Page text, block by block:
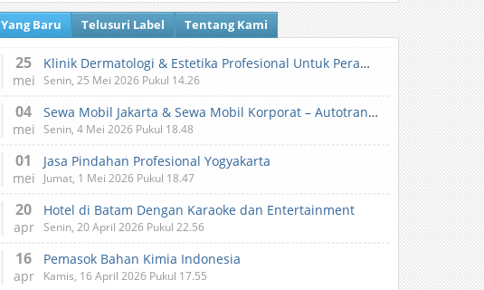
Yang Baru Telusuri Label Tentang Kami
25
mei
Klinik Dermatologi & Estetika Profesional Untuk Perawatan Kulit dan Kecantikan
Senin, 25 Mei 2026 Pukul 14.26
04
mei
Sewa Mobil Jakarta & Sewa Mobil Korporat – Autotranz Indonesia
Senin, 4 Mei 2026 Pukul 18.48
01
mei
Jasa Pindahan Profesional Yogyakarta
Jumat, 1 Mei 2026 Pukul 18.47
20
apr
Hotel di Batam Dengan Karaoke dan Entertainment
Senin, 20 April 2026 Pukul 22.56
16
apr
Pemasok Bahan Kimia Indonesia
Kamis, 16 April 2026 Pukul 17.55